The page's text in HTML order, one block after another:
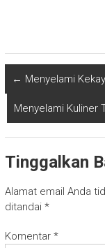
← Menyelami
Menyelami Kuliner
Tinggalkan
Alamat email Anda
ditandai *
Komentar *